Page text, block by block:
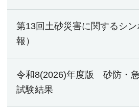
第13回土砂災害に関するシ
報）
令和8(2026)年度版 砂防・
試験結果